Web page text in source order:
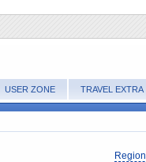
USER ZONE TRAVEL EXTRA